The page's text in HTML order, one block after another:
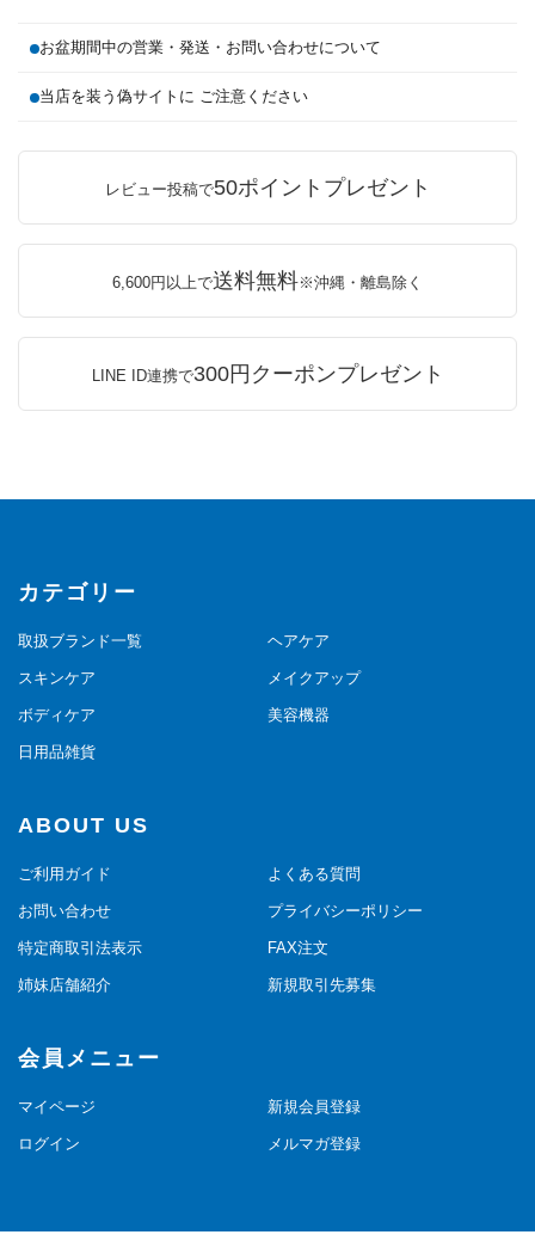
お盆期間中の営業・発送・お問い合わせについて
当店を装う偽サイトに ご注意ください
レビュー投稿で50ポイントプレゼント
6,600円以上で送料無料※沖縄・離島除く
LINE ID連携で300円クーポンプレゼント
カテゴリー
取扱ブランド一覧 ヘアケア
スキンケア メイクアップ
ボディケア 美容機器
日用品雑貨
ABOUT US
ご利用ガイド よくある質問
お問い合わせ プライバシーポリシー
特定商取引法表示 FAX注文
姉妹店舗紹介 新規取引先募集
会員メニュー
マイページ 新規会員登録
ログイン メルマガ登録